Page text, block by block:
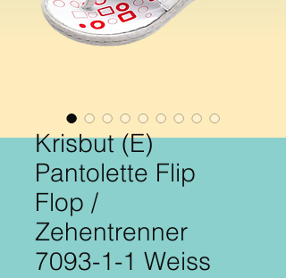
Krisbut (E)
Pantolette Flip
Flop /
Zehentrenner
7093-1-1 Weiss